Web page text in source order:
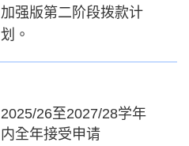
加强版第二阶段拨款计
划。
2025/26至2027/28学年
内全年接受申请